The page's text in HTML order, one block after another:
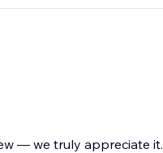
— we truly appreciate it.